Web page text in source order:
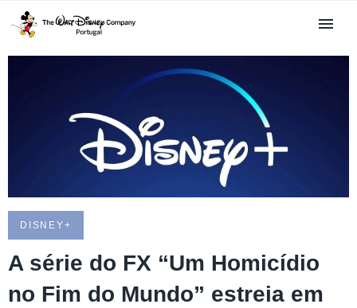
DISNEY+
A série do FX “Um Homicídio
no Fim do Mundo” estreia em